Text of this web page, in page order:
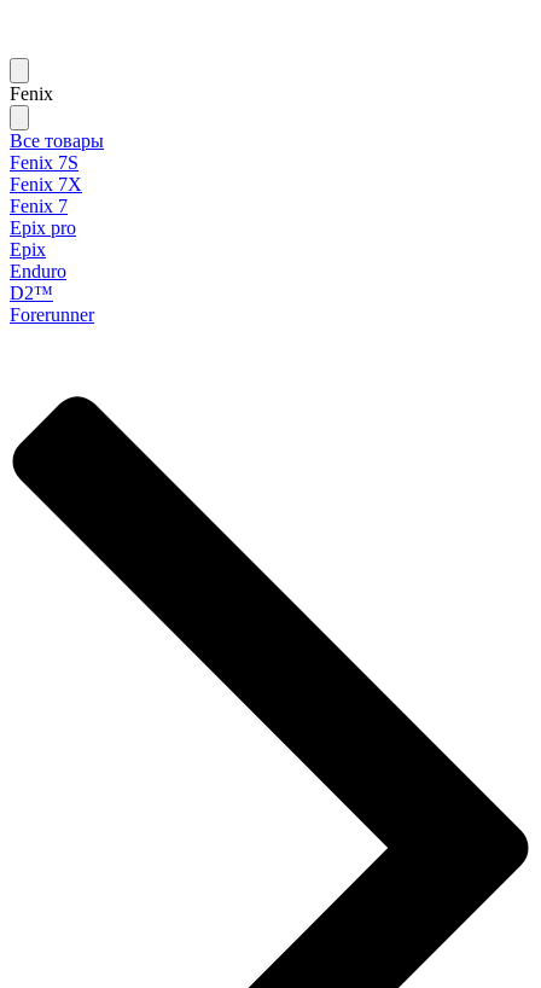
Fenix
Все товары
Fenix 7S
Fenix 7X
Fenix 7
Epix pro
Epix
Enduro
D2™
Forerunner